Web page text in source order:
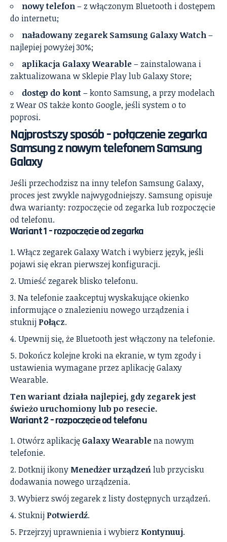
nowy telefon– z włączonym Bluetooth i dostępem
do internetu;
naładowany zegarek Samsung Galaxy Watch–
najlepiej powyżej 30%;
aplikacja Galaxy Wearable– zainstalowana i
zaktualizowana w Sklepie Play lub Galaxy Store;
dostęp do kont– konto Samsung, a przy modelach
z Wear OS także konto Google, jeśli system o to
poprosi.
Najprostszy sposób – połączenie zegarka
Samsung z nowym telefonem Samsung
Galaxy
Jeśli przechodzisz na inny telefon Samsung Galaxy,
proces jest zwykle najwygodniejszy. Samsung opisuje
dwa warianty: rozpoczęcie od zegarka lub rozpoczęcie
od telefonu.
Wariant 1 – rozpoczęcie od zegarka
Włącz zegarek Galaxy Watch i wybierz język, jeśli
pojawi się ekran pierwszej konfiguracji.
Umieść zegarek blisko telefonu.
Na telefonie zaakceptuj wyskakujące okienko
informujące o znalezieniu nowego urządzenia i
stuknij Połącz.
Upewnij się, że Bluetooth jest włączony na telefonie.
Dokończ kolejne kroki na ekranie, w tym zgody i
ustawienia wymagane przez aplikację Galaxy
Wearable.
Ten wariant działa najlepiej, gdy zegarek jest
świeżo uruchomiony lub po resecie.
Wariant 2 – rozpoczęcie od telefonu
Otwórz aplikację Galaxy Wearablena nowym
telefonie.
Dotknij ikony Menedżer urządzeńlub przycisku
dodawania nowego urządzenia.
Wybierz swój zegarek z listy dostępnych urządzeń.
Stuknij Potwierdź.
Przejrzyj uprawnienia i wybierz Kontynuuj.